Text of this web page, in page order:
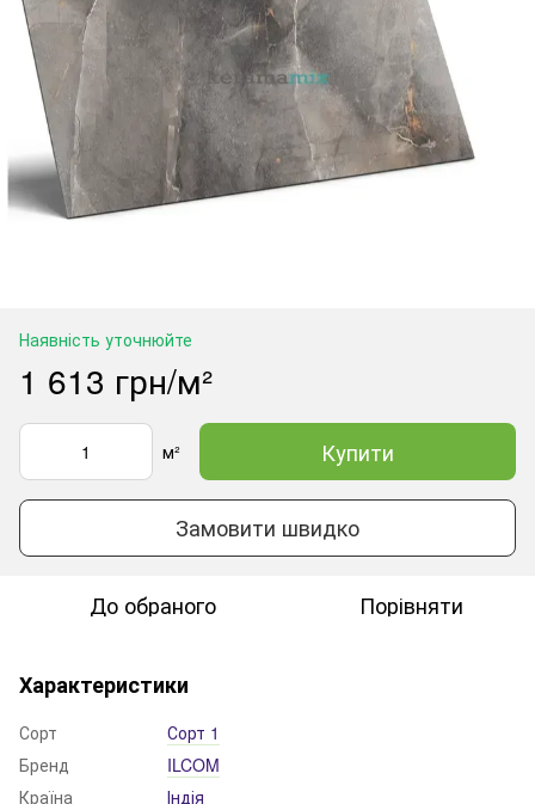
Наявність уточнюйте
1 613 грн/м²
м² Купити
Замовити швидко
До обраного Порівняти
Характеристики
Сорт
Сорт 1
Бренд
ILCOM
Країна
Індія